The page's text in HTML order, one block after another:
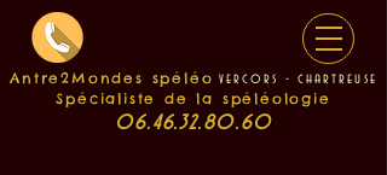
Antre2Mondes spéléo vercors - chartreuse
Spécialiste de la spéléologie
06.46.32.80.60